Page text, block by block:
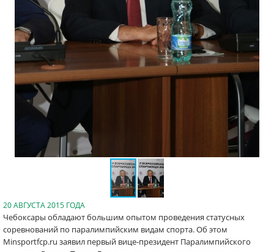
20 АВГУСТА 2015 ГОДА
Чебоксары обладают большим опытом проведения статусных
соревнований по паралимпийским видам спорта. Об этом
Minsportfcp.ru заявил первый вице-президент Паралимпийского